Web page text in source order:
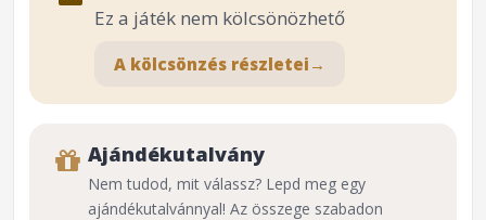
Ez a játék nem kölcsönözhető
A kölcsönzés részletei →
Ajándékutalvány
Nem tudod, mit válassz? Lepd meg egy
ajándékutalvánnyal! Az összege szabadon